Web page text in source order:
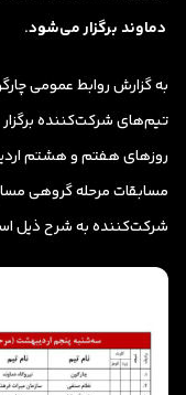
دماوند برگزار می‌شود.
تیم‌های شرکت‌کننده
روزهای هفتم و هشتم
مسابقات مرحله گروهی
شرکت‌کننده به شرح ذیل